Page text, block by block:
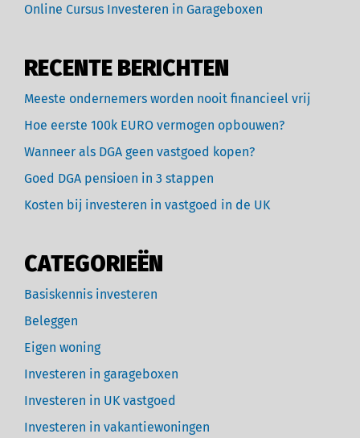
Online Cursus Investeren in Garageboxen
RECENTE BERICHTEN
Meeste ondernemers worden nooit financieel vrij
Hoe eerste 100k EURO vermogen opbouwen?
Wanneer als DGA geen vastgoed kopen?
Goed DGA pensioen in 3 stappen
Kosten bij investeren in vastgoed in de UK
CATEGORIEËN
Basiskennis investeren
Beleggen
Eigen woning
Investeren in garageboxen
Investeren in UK vastgoed
Investeren in vakantiewoningen